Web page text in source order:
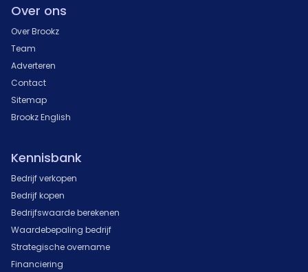
Over ons
Over Brookz
Team
Adverteren
Contact
Sitemap
Brookz English
Kennisbank
Bedrijf verkopen
Bedrijf kopen
Bedrijfswaarde berekenen
Waardebepaling bedrijf
Strategische overname
Financiering